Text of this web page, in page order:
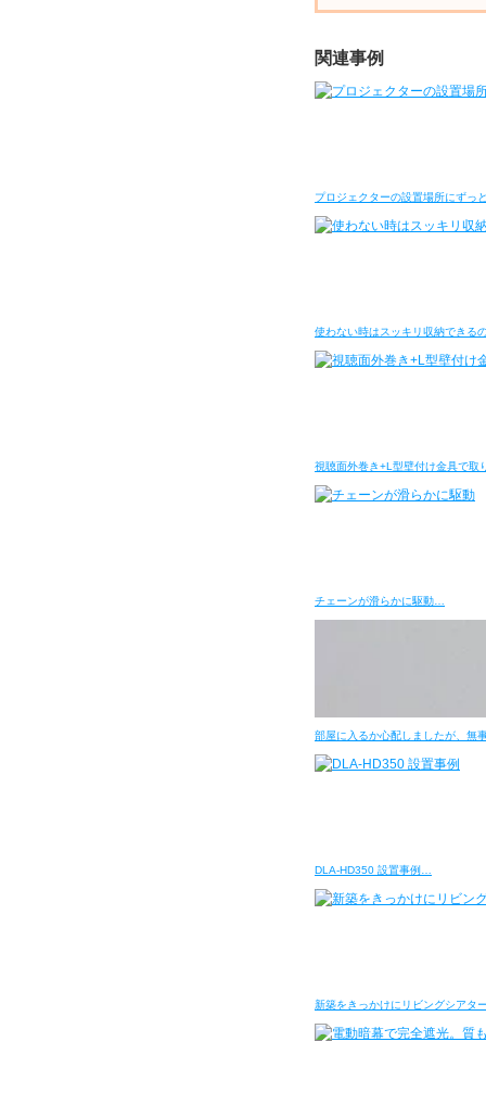
関連事例
プロジェクターの設置場所にずっ
使わない時はスッキリ収納できる
視聴面外巻き+L型壁付け金具で取
チェーンが滑らかに駆動…
部屋に入るか心配しましたが、無
DLA-HD350 設置事例…
新築をきっかけにリビングシアタ